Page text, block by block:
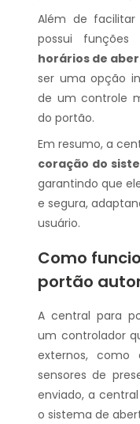
Além de
possui
horários de
ser uma opção
de um controle
do portão.
Em resumo, a
coração do
garantindo que
e segura,
usuário.
Como
portão
A central para
um controlador
externos, como
sensores de
enviado, a
o sistema de